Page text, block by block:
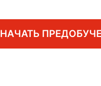
НАЧАТЬ